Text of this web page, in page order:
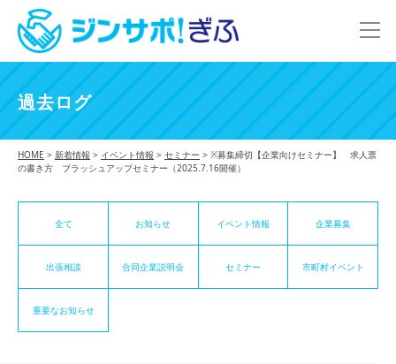
過去ログ
HOME > 新着情報 > イベント情報 > セミナー > ※募集締切【企業向けセミナー】 求人票
の書き方 ブラッシュアップセミナー（2025.7.16開催）
全て お知らせ イベント情報 企業募集
出張相談 合同企業説明会 セミナー 市町村イベント
重要なお知らせ